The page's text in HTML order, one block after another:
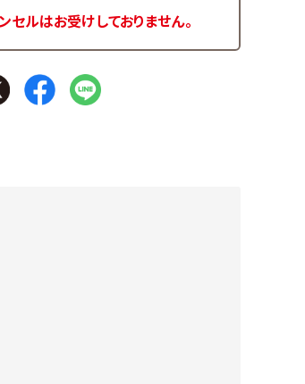
ルはお受けしておりません。